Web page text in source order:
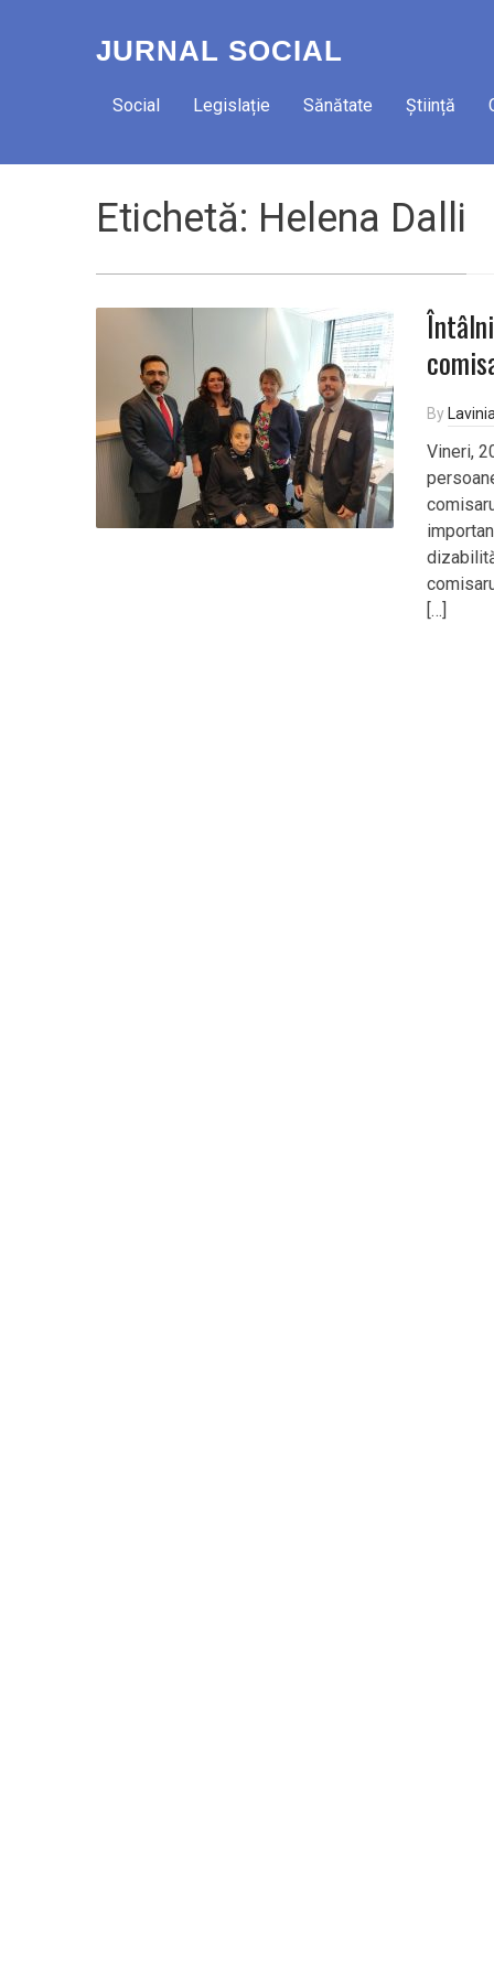
JURNAL SOCIAL
Social Legislație Sănătate Știință
Etichetă: Helena Dalli
By
Vineri,
[…]